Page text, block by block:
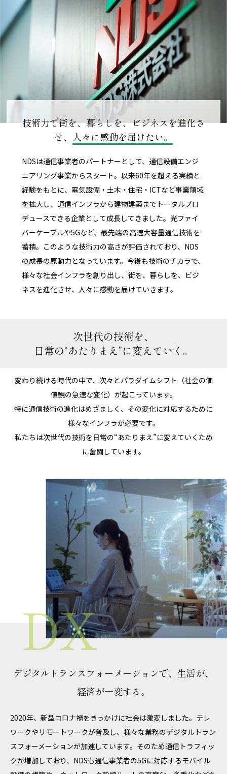
技術力で街を、暮らしを、ビジネスを進化さ
せ、
人々に感動を届けたい。
NDSは通信事業者のパートナーとして、通信設備エンジ
ニアリング事業からスタート。以来60年を超える実績と
経験をもとに、電気設備・土木・住宅・ICTなど事業領域
を拡大し、通信インフラから建物建築までトータルプロ
デュースできる企業として成長してきました。光ファイ
バーケーブルや5Gなど、最先端の高速大容量通信技術を
蓄積。このような技術力の高さが評価されており、NDS
の成長の原動力となっています。今後も技術のチカラで、
様々な社会インフラを創り出し、街を、暮らしを、ビジ
ネスを進化させ、人々に感動を届けていきます。
次世代の技術を、
日常の“あたりまえ”に変えていく。
変わり続ける時代の中で、次々とパラダイムシフト（社会の価
値観の急速な変化）が起こっています。
特に通信技術の進化はめざましく、その変化に対応するために
様々なインフラが必要です。
私たちは次世代の技術を日常の“あたりまえ”に変えていくため
に奮闘しています。
デジタルトランスフォーメーションで、 生活が、
経済が一変する。
2020年、新型コロナ禍をきっかけに社会は激変しました。テレ
ワークやリモートワークが普及し、様々な業務のデジタルトラン
スフォーメーションが加速しています。そのため通信トラフィッ
クが増加しており、NDSも通信事業者の5Gに対応するモバイル